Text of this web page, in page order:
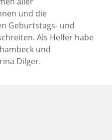
und die
Geburtstags- und
Als Helfer habe
und
Dilger.